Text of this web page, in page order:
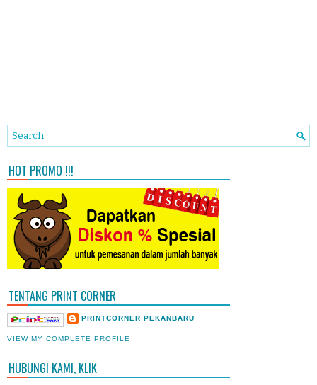
HOT PROMO !!!
TENTANG PRINT CORNER
PRINTCORNER PEKANBARU
VIEW MY COMPLETE PROFILE
HUBUNGI KAMI, KLIK